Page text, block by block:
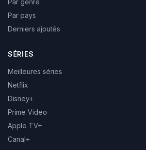
Par genre
Par pays
Derniers ajoutés
SÉRIES
Meilleures séries
Netflix
Disney+
Prime Video
Apple TV+
Canal+